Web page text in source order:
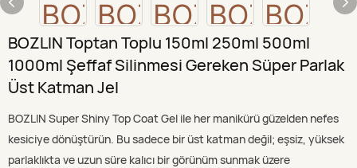
BOZLIN Toptan Toplu 150ml 250ml 500ml
1000ml Şeffaf Silinmesi Gereken Süper Parlak
Üst Katman Jel
BOZLIN Super Shiny Top Coat Gel ile her manikürü güzelden nefes
kesiciye dönüştürün. Bu sadece bir üst katman değil; eşsiz, yüksek
parlaklıkta ve uzun süre kalıcı bir görünüm sunmak üzere